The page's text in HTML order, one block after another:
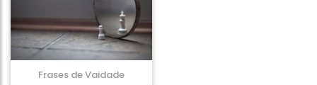
Frases de Vaidade